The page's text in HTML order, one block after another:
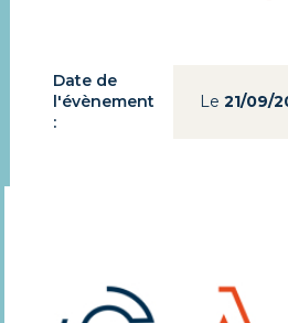
Date de
l'évènement
:
Le21/09/